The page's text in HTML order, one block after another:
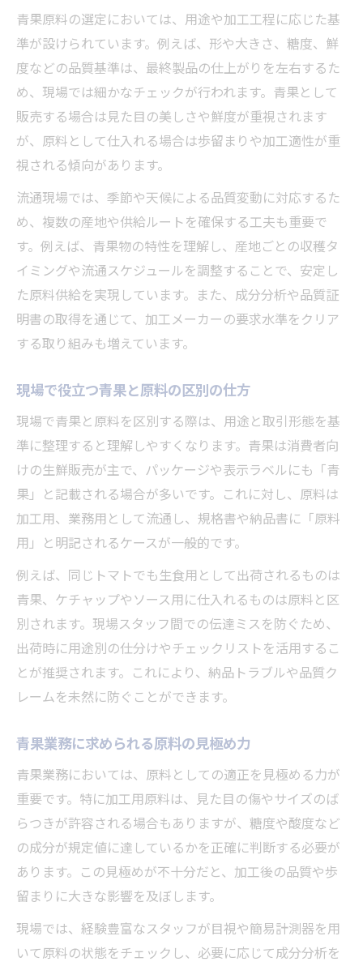
青果原料の選定においては、用途や加工工程に応じた基
準が設けられています。例えば、形や大きさ、糖度、鮮
度などの品質基準は、最終製品の仕上がりを左右するた
め、現場では細かなチェックが行われます。青果として
販売する場合は見た目の美しさや鮮度が重視されます
が、原料として仕入れる場合は歩留まりや加工適性が重
視される傾向があります。
流通現場では、季節や天候による品質変動に対応するた
め、複数の産地や供給ルートを確保する工夫も重要で
す。例えば、青果物の特性を理解し、産地ごとの収穫タ
イミングや流通スケジュールを調整することで、安定し
た原料供給を実現しています。また、成分分析や品質証
明書の取得を通じて、加工メーカーの要求水準をクリア
する取り組みも増えています。
現場で役立つ青果と原料の区別の仕方
現場で青果と原料を区別する際は、用途と取引形態を基
準に整理すると理解しやすくなります。青果は消費者向
けの生鮮販売が主で、パッケージや表示ラベルにも「青
果」と記載される場合が多いです。これに対し、原料は
加工用、業務用として流通し、規格書や納品書に「原料
用」と明記されるケースが一般的です。
例えば、同じトマトでも生食用として出荷されるものは
青果、ケチャップやソース用に仕入れるものは原料と区
別されます。現場スタッフ間での伝達ミスを防ぐため、
出荷時に用途別の仕分けやチェックリストを活用するこ
とが推奨されます。これにより、納品トラブルや品質ク
レームを未然に防ぐことができます。
青果業務に求められる原料の見極め力
青果業務においては、原料としての適正を見極める力が
重要です。特に加工用原料は、見た目の傷やサイズのば
らつきが許容される場合もありますが、糖度や酸度など
の成分が規定値に達しているかを正確に判断する必要が
あります。この見極めが不十分だと、加工後の品質や歩
留まりに大きな影響を及ぼします。
現場では、経験豊富なスタッフが目視や簡易計測器を用
いて原料の状態をチェックし、必要に応じて成分分析を